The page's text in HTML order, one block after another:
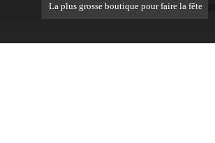
La plus grosse boutique pour faire la fête